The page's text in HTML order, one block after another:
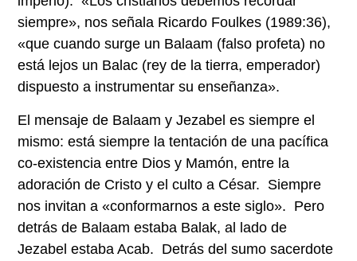
siempre», nos señala Ricardo Foulkes (1989:36),
«que cuando surge un Balaam (falso profeta) no
está lejos un Balac (rey de la tierra, emperador)
dispuesto a instrumentar su enseñanza».
El mensaje de Balaam y Jezabel es siempre el
mismo: está siempre la tentación de una pacífica
co-existencia entre Dios y Mamón, entre la
adoración de Cristo y el culto a César. Siempre
nos invitan a «conformarnos a este siglo». Pero
detrás de Balaam estaba Balak, al lado de
Jezabel estaba Acab. Detrás del sumo sacerdote